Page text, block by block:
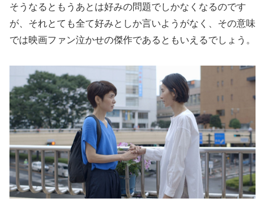
そうなるともうあとは好みの問題でしかなくなるのです
が、それとても全て好みとしか言いようがなく、その意味
では映画ファン泣かせの傑作であるともいえるでしょう。